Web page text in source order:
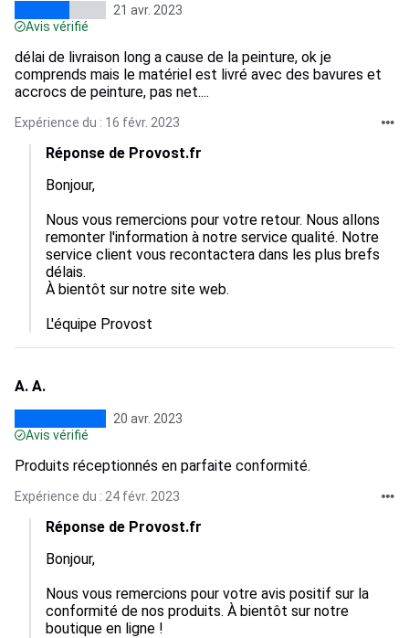
21 avr. 2023
Avis vérifié
délai de livraison long a cause de la peinture, ok je
comprends mais le matériel est livré avec des bavures et
accrocs de peinture, pas net....
Expérience du : 16 févr. 2023
Réponse de Provost.fr
Bonjour,
Nous vous remercions pour votre retour. Nous allons
remonter l'information à notre service qualité. Notre
service client vous recontactera dans les plus brefs
délais.
À bientôt sur notre site web.
L'équipe Provost
A. A.
20 avr. 2023
Avis vérifié
Produits réceptionnés en parfaite conformité.
Expérience du : 24 févr. 2023
Réponse de Provost.fr
Bonjour,
Nous vous remercions pour votre avis positif sur la
conformité de nos produits. À bientôt sur notre
boutique en ligne !